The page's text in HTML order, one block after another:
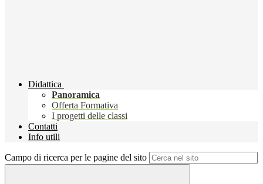
Didattica
Panoramica
Offerta Formativa
I progetti delle classi
Contatti
Info utili
Campo di ricerca per le pagine del sito